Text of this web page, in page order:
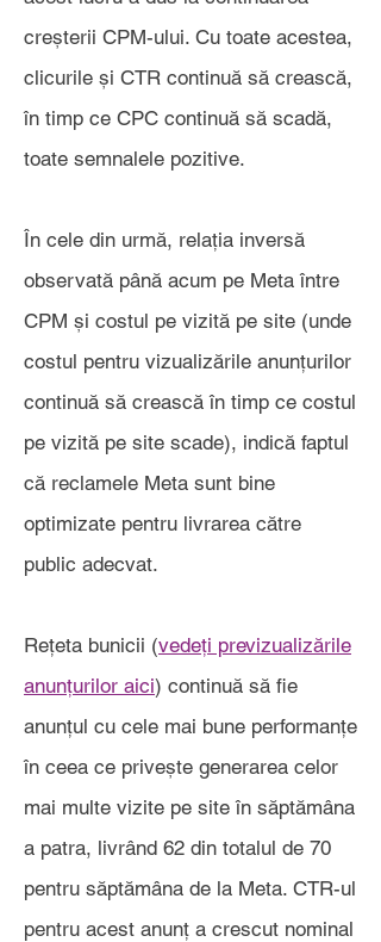
creșterii CPM-ului. Cu toate acestea,
clicurile și CTR continuă să crească,
în timp ce CPC continuă să scadă,
toate semnalele pozitive.
În cele din urmă, relația inversă
observată până acum pe Meta între
CPM și costul pe vizită pe site (unde
costul pentru vizualizările anunțurilor
continuă să crească în timp ce costul
pe vizită pe site scade), indică faptul
că reclamele Meta sunt bine
optimizate pentru livrarea către
public adecvat.
Rețeta bunicii (vedeți previzualizările
anunțurilor aici) continuă să fie
anunțul cu cele mai bune performanțe
în ceea ce privește generarea celor
mai multe vizite pe site în săptămâna
a patra, livrând 62 din totalul de 70
pentru săptămâna de la Meta. CTR-ul
pentru acest anunț a crescut nominal